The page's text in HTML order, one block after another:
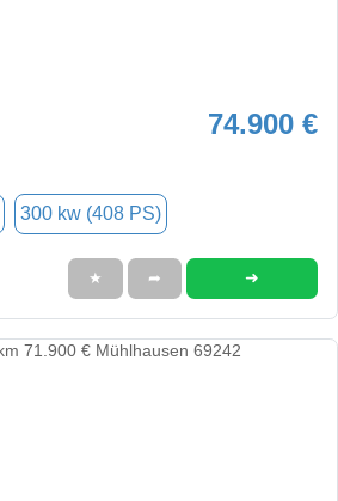
74.900 €
300 kw (408 PS)
★ ➦ ➜